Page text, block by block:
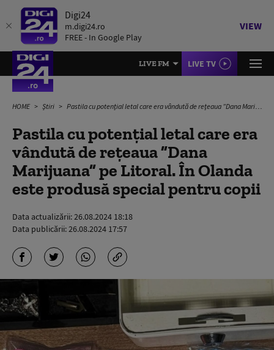
Digi24
m.digi24.ro
FREE - In Google Play
VIEW
LIVE FM LIVE TV
HOME Știri Pastila cu potențial letal care era vândută de rețeaua ”Dana Marijuana” pe Litoral. În Olanda este produsă special pentru copii
Pastila cu potențial letal care era
vândută de rețeaua ”Dana
Marijuana” pe Litoral. În Olanda
este produsă special pentru copii
Data actualizării:26.08.2024 18:18
Data publicării:26.08.2024 17:57